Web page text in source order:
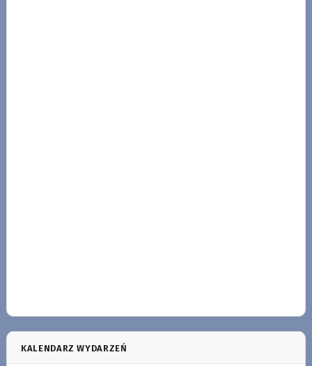
KALENDARZ WYDARZEŃ